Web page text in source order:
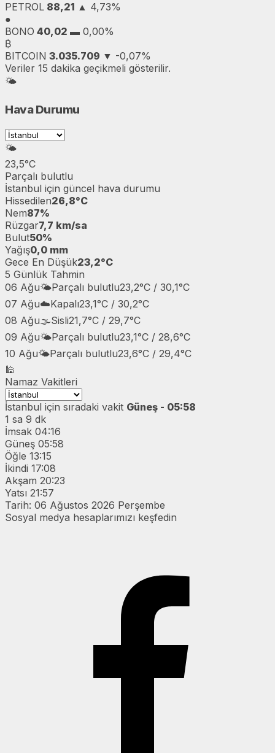
PETROL 88,21 ▲ 4,73%
●
BONO 40,02 ▬ 0,00%
₿
BITCOIN 3.035.709 ▼ -0,07%
Veriler 15 dakika geçikmeli gösterilir.
🌤️
Hava Durumu
🌤️
23,5°C
Parçalı bulutlu
İstanbul için güncel hava durumu
Hissedilen26,8°C
Nem87%
Rüzgar7,7 km/sa
Bulut50%
Yağış0,0 mm
Gece En Düşük23,2°C
5 Günlük Tahmin
06 Ağu🌤️Parçalı bulutlu23,2°C / 30,1°C
07 Ağu☁️Kapalı23,1°C / 30,2°C
08 Ağu🌫️Sisli21,7°C / 29,7°C
09 Ağu🌤️Parçalı bulutlu23,1°C / 28,6°C
10 Ağu🌤️Parçalı bulutlu23,6°C / 29,4°C
🕌
Namaz Vakitleri
İstanbul için sıradaki vakit Güneş - 05:58
1 sa 9 dk
İmsak 04:16
Güneş 05:58
Öğle 13:15
İkindi 17:08
Akşam 20:23
Yatsı 21:57
Tarih: 06 Ağustos 2026 Perşembe
Sosyal medya hesaplarımızı keşfedin